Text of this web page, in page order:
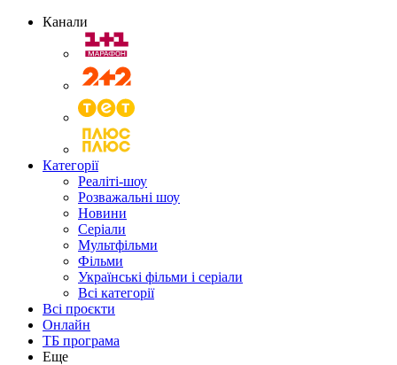
Канали
Категорії
Реаліті-шоу
Розважальні шоу
Новини
Серіали
Мультфільми
Фільми
Українські фільми і серіали
Всі категорії
Всі проєкти
Онлайн
ТБ програма
Еще